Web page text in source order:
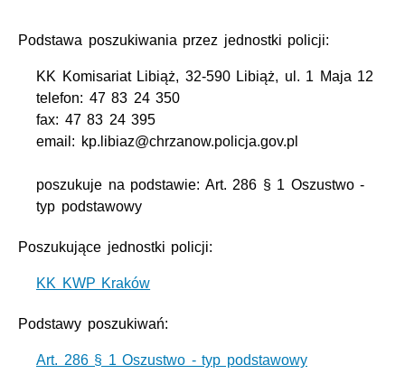
Podstawa poszukiwania przez jednostki policji:
KK Komisariat Libiąż, 32-590 Libiąż, ul. 1 Maja 12
telefon: 47 83 24 350
fax: 47 83 24 395
email: kp.libiaz@chrzanow.policja.gov.pl
poszukuje na podstawie: Art. 286 § 1 Oszustwo -
typ podstawowy
Poszukujące jednostki policji:
KK KWP Kraków
Podstawy poszukiwań:
Art. 286 § 1 Oszustwo - typ podstawowy